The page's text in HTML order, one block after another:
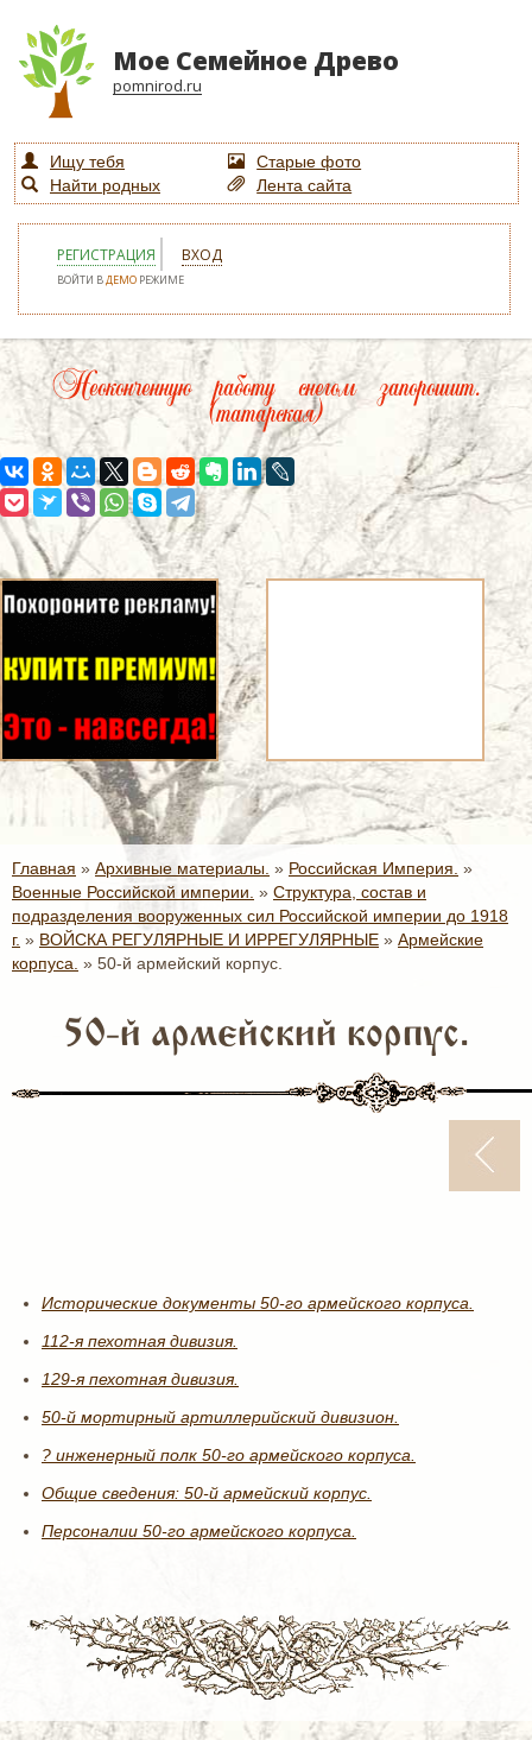
Мое Семейное Древо
pomnirod.ru
Ищу тебя
Старые фото
Найти родных
Лента сайта
РЕГИСТРАЦИЯ ВХОД
ВОЙТИ ВДЕМО РЕЖИМЕ
Неоконченную работу снегом запорошит.
(татарская)
Главная » Архивные материалы. » Российская Империя. »
Военные Российской империи. » Структура, состав и
подразделения вооруженных сил Российской империи до 1918
г. » ВОЙСКА РЕГУЛЯРНЫЕ И ИРРЕГУЛЯРНЫЕ » Армейские
корпуса. » 50-й армейский корпус.
50-й армейский корпус.
Исторические документы 50-го армейского корпуса.
112-я пехотная дивизия.
129-я пехотная дивизия.
50-й мортирный артиллерийский дивизион.
? инженерный полк 50-го армейского корпуса.
Общие сведения: 50-й армейский корпус.
Персоналии 50-го армейского корпуса.